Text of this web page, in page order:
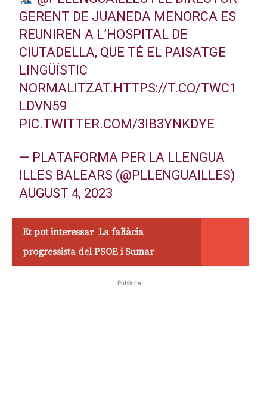
GERENT DE JUANEDA MENORCA ES
REUNIREN A L’HOSPITAL DE
CIUTADELLA, QUE TÉ EL PAISATGE
LINGÜÍSTIC
NORMALITZAT.HTTPS://T.CO/TWC1
LDVN59
PIC.TWITTER.COM/3IB3YNKDYE
— PLATAFORMA PER LA LLENGUA
ILLES BALEARS (@PLLENGUAILLES)
AUGUST 4, 2023
Et pot interessar La fal·làcia
progressista del PSOE i Sumar
Publicitat